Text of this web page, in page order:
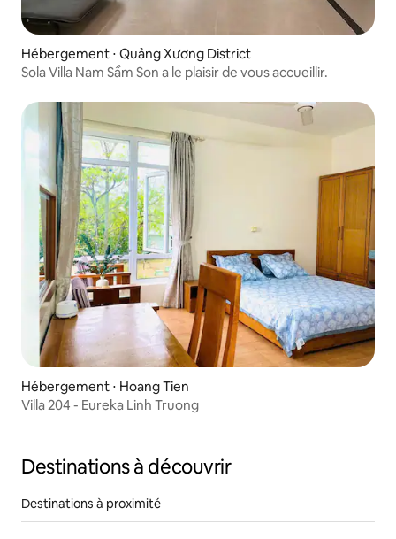
Hébergement ⋅ Quảng Xương District
Sola Villa Nam Sầm Son a le plaisir de vous accueillir.
Hébergement ⋅ Hoang Tien
Villa 204 - Eureka Linh Truong
Destinations à découvrir
Destinations à proximité